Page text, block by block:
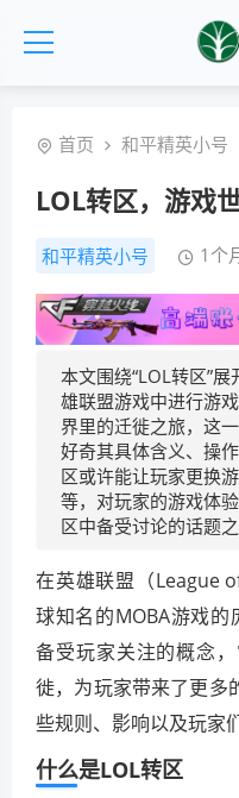
首页 和平精英小号
LOL转区，游戏
和平精英小号 1个
本文围绕“LOL转区”
雄联盟游戏中进行游
界里的迁徙之旅，这
好奇其具体含义、操
区或许能让玩家更换
等，对玩家的游戏体
区中备受讨论的话题之
在英雄联盟（League
球知名的MOBA游戏的
备受玩家关注的概念
徙，为玩家带来了更多
些规则、影响以及玩家
什么是LOL转区